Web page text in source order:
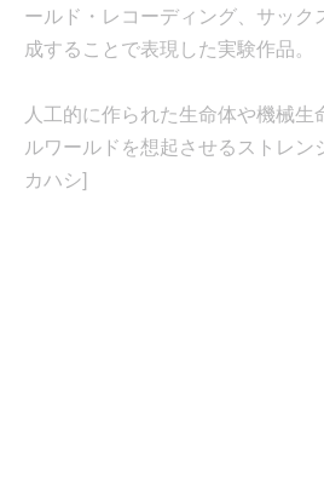
ールド・レコーディング、サック
成することで表現した実験作品。
人工的に作られた生命体や機械生
ルワールドを想起させるストレン
カハシ]